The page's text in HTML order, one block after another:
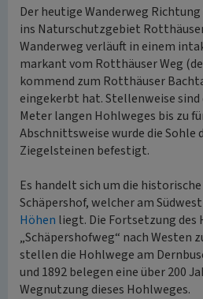
Der heutige Wanderweg
ins Naturschutzgebiet
Wanderweg verläuft in einem
markant vom Rotthäuser Weg
kommend zum Rotthäuser
eingekerbt hat. Stellenweise sind
Meter langen Hohlweges bis zu
Abschnittsweise wurde die Sohle
Ziegelsteinen befestigt.
Es handelt sich um die
Schäpershof, welcher am
Höhen liegt. Die Fortsetzung des
„Schäpershofweg“ nach Westen
stellen die Hohlwege am
und 1892 belegen eine über 200
Wegnutzung dieses Hohlweges.